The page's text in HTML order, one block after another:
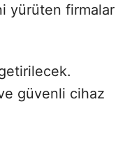
yürüten firmalar
güvenli cihaz